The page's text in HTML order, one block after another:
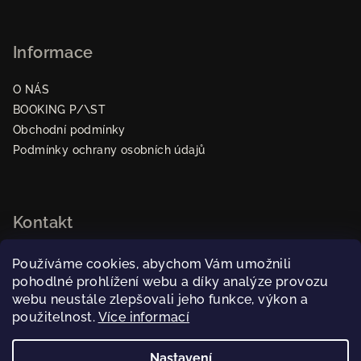
Používáme cookies, abychom Vám umožnili
pohodlné prohlížení webu a díky analýze provozu
webu neustále zlepšovali jeho funkce, výkon a
použitelnost. Více informací
Informace
O NÁS
BOOKING P/\ST
Obchodní podmínky
Podmínky ochrany osobních údajů
Kontakt
pastpraha@gmail.com
dominika@rakijabooking.com
+420 739404949